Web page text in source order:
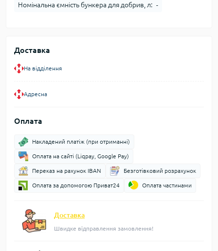
Номінальна ємність бункера для добрив, л: -
Доставка
На відділення
Адресна
Оплата
Накладений платіж (при отриманні)
Оплата на сайті (Liqpay, Google Pay)
Переказ на рахунок IBAN Безготівковий розрахунок
Оплата за допомогою Приват24 Оплата частинами
Доставка
Швидке відправлення замовлення!